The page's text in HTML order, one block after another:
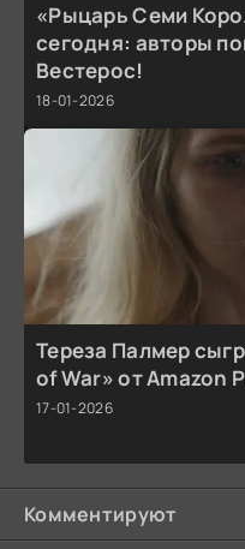
«Рыцарь Семи
сегодня: авторы
Вестерос!
18-01-2026
Тереза Палмер
of War» от Amazon
17-01-2026
Комментируют